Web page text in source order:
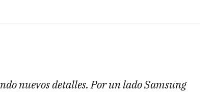
nuevos detalles. Por un lado Samsung